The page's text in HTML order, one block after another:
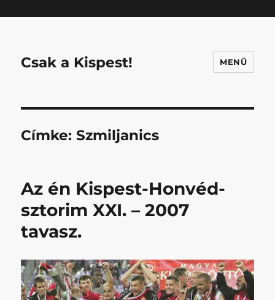
Csak a Kispest! MENÜ
Címke:Szmiljanics
Az én Kispest-Honvéd-
sztorim XXI. – 2007
tavasz.